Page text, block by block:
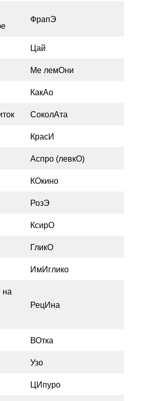
ФрапЭ
Цай
Ме лемОни
КакАо
СоколАта
КрасИ
Аспро (левкО)
КОкино
РозЭ
КсирО
ГликО
ИмИглико
на
РецИна
ВОтка
Узо
ЦИпуро